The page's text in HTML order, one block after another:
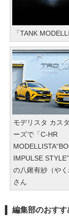
「TANK
モデリスタ カス
ーズで「C-HR
IMPULSE
の八鍬有紗（やく
さん
編集部のおすす